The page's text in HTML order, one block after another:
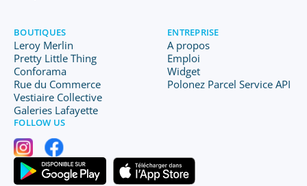
BOUTIQUES
Leroy Merlin
Pretty Little Thing
Conforama
Rue du Commerce
Vestiaire Collective
Galeries Lafayette
ENTREPRISE
A propos
Emploi
Widget
Polonez Parcel Service API
FOLLOW US